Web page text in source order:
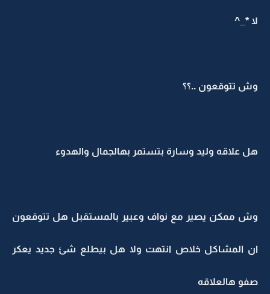
لا *_^
وش تتوقعون ..؟؟
هل علاقه وليد وسارة بتستمر بهالجمال والهدوء
وش ممكن يصير مع نواف وعبير بالمستقبل هل تتوقعون
ان المشاكل خلاص انتهت ولا هل بيطلع شئ جديد يعكر
صفو هالعلاقه